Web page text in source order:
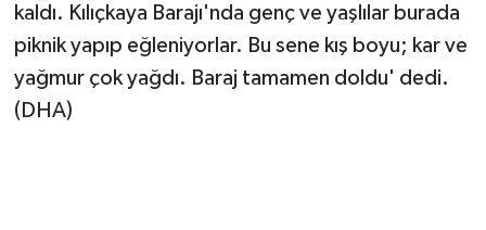
kaldı. Kılıçkaya Barajı'nda genç ve yaşlılar burada
piknik yapıp eğleniyorlar. Bu sene kış boyu; kar ve
yağmur çok yağdı. Baraj tamamen doldu' dedi.
(DHA)